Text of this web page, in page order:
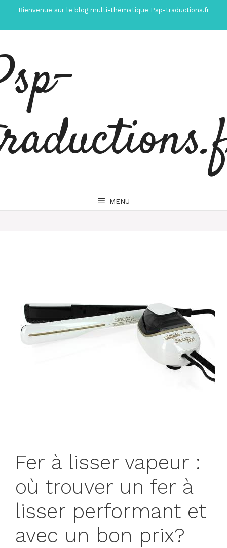
contenu
Bienvenue sur le blog multi-thématique Psp-traductions.fr
MENU
Fer à lisser vapeur :
où trouver un fer à
lisser performant et
avec un bon prix?